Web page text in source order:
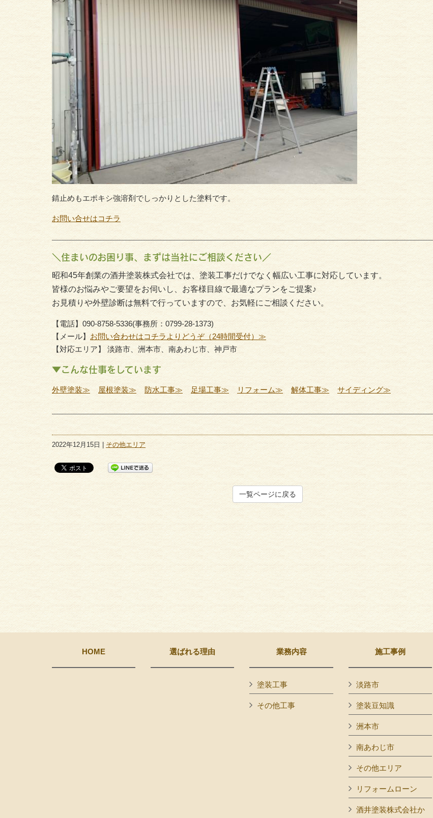
錆止めもエポキシ強溶剤でしっかりとした塗料です。
お問い合せはコチラ
＼住まいのお困り事、まずは当社にご相談ください／
昭和45年創業の酒井塗装株式会社では、塗装工事だけでなく幅広い工事に対応しています。
皆様のお悩みやご要望をお伺いし、お客様目線で最適なプランをご提案♪
お見積りや外壁診断は無料で行っていますので、お気軽にご相談ください。
【電話】090-8758-5336(事務所：0799-28-1373)
【メール】 お問い合わせはコチラよりどうぞ（24時間受付）≫
【対応エリア】 淡路市、洲本市、南あわじ市、神戸市
▼こんな仕事をしています
外壁塗装≫ 屋根塗装≫ 防水工事≫ 足場工事≫ リフォーム≫ 解体工事≫ サイディング≫
2022年12月15日 | その他エリア
一覧ページに戻る
サイディング
HOME 選ばれる理由 業務内容
塗装工事
その他工事
施工事例
淡路市
塗装豆知識
洲本市
南あわじ市
その他エリア
リフォームローン
酒井塗装株式会社か